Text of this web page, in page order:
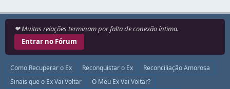
❤ Muitas relações terminam por falta de conexão íntima.
Entrar no Fórum
Como Recuperar o Ex Reconquistar o Ex
Reconciliação Amorosa
Sinais que o Ex Vai Voltar
O Meu Ex Vai Voltar?